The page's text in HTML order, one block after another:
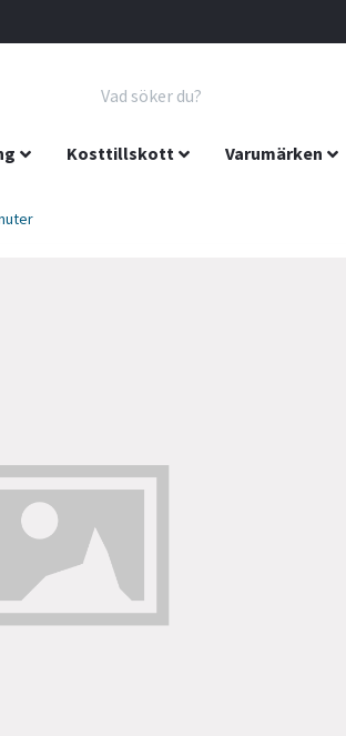
Kosttillskott Varumärken